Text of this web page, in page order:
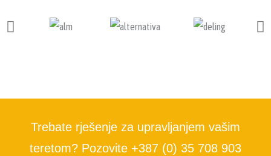
Trebate rješenje za upravljanjem vašim
teretom? Pozovite +387 (0) 35 708 903